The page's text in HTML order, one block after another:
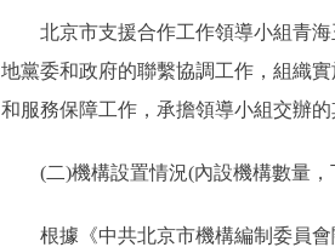
北京市支援合作工作領導小組青海
地黨委和政府的聯繫協調工作，組織
和服務保障工作，承擔領導小組交辦的
(二)機構設置情況(內設機構數量，
根據《中共北京市機構編制委員會